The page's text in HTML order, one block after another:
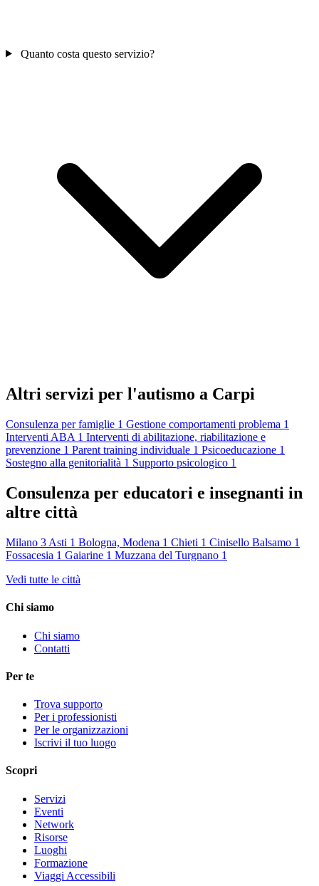
Quanto costa questo servizio?
Altri servizi per l'autismo a Carpi
Consulenza per famiglie 1 Gestione comportamenti problema 1
Interventi ABA 1 Interventi di abilitazione, riabilitazione e
prevenzione 1 Parent training individuale 1 Psicoeducazione 1
Sostegno alla genitorialità 1 Supporto psicologico 1
Consulenza per educatori e insegnanti in
altre città
Milano 3 Asti 1 Bologna, Modena 1 Chieti 1 Cinisello Balsamo 1
Fossacesia 1 Gaiarine 1 Muzzana del Turgnano 1
Vedi tutte le città
Chi siamo
Chi siamo
Contatti
Per te
Trova supporto
Per i professionisti
Per le organizzazioni
Iscrivi il tuo luogo
Scopri
Servizi
Eventi
Network
Risorse
Luoghi
Formazione
Viaggi Accessibili